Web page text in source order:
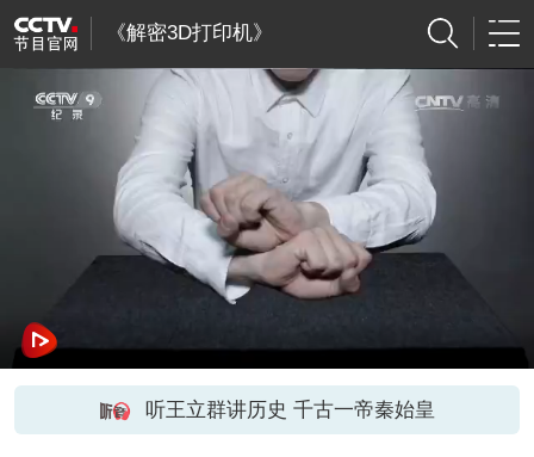
《解密3D打印机》
听王立群讲历史 千古一帝秦始皇